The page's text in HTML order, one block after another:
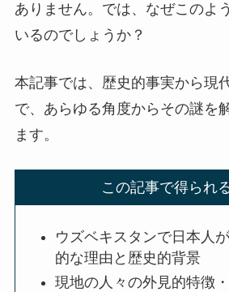
ありません。では、なぜこのよ
いるのでしょうか？
本記事では、歴史的事実から現
で、あらゆる角度からその謎を
ます。
この記事で得られ
ウズベキスタンで日本人
的な理由と歴史的背景
現地の人々の外見的特徴